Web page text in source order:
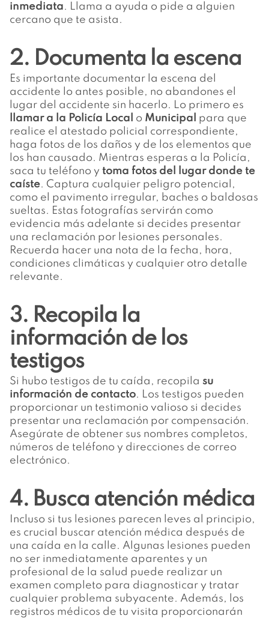
inmediata. Llama a ayuda o pide a alguien
cercano que te asista.
2. Documenta la escena
Es importante documentar la escena del
accidente lo antes posible, no abandones el
lugar del accidente sin hacerlo. Lo primero es
llamar a la Policía Local o Municipal para que
realice el atestado policial correspondiente,
haga fotos de los daños y de los elementos que
los han causado. Mientras esperas a la Policía,
saca tu teléfono y toma fotos del lugar donde te
caíste. Captura cualquier peligro potencial,
como el pavimento irregular, baches o baldosas
sueltas. Estas fotografías servirán como
evidencia más adelante si decides presentar
una reclamación por lesiones personales.
Recuerda hacer una nota de la fecha, hora,
condiciones climáticas y cualquier otro detalle
relevante.
3. Recopila la
información de los
testigos
Si hubo testigos de tu caída, recopila su
información de contacto. Los testigos pueden
proporcionar un testimonio valioso si decides
presentar una reclamación por compensación.
Asegúrate de obtener sus nombres completos,
números de teléfono y direcciones de correo
electrónico.
4. Busca atención médica
Incluso si tus lesiones parecen leves al principio,
es crucial buscar atención médica después de
una caída en la calle. Algunas lesiones pueden
no ser inmediatamente aparentes y un
profesional de la salud puede realizar un
examen completo para diagnosticar y tratar
cualquier problema subyacente. Además, los
registros médicos de tu visita proporcionarán